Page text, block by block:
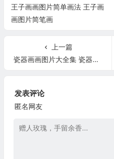
王子画画图片简单画法 王子画
画图片简笔画
上一篇
瓷器画画图片大全集 瓷器画画图片大全集高清
发表评论
匿名网友